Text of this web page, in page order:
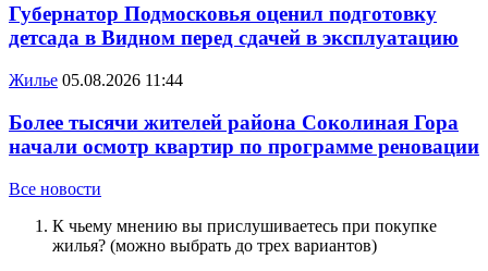
Губернатор Подмосковья оценил подготовку
детсада в Видном перед сдачей в эксплуатацию
Жилье 05.08.2026 11:44
Более тысячи жителей района Соколиная Гора
начали осмотр квартир по программе реновации
Все новости
К чьему мнению вы прислушиваетесь при покупке
жилья? (можно выбрать до трех вариантов)